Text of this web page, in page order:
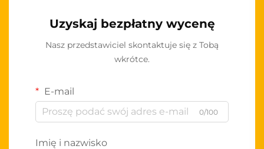
Uzyskaj bezpłatny wycenę
Nasz przedstawiciel skontaktuje się z Tobą
wkrótce.
E-mail
0/100
Imię i nazwisko